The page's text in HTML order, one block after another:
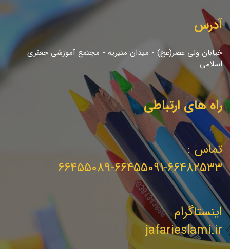
آدرس
خیابان ولی عصر(عج) - میدان منیریه - مجتمع آموزشی جعفری
اسلامی
راه های ارتباطی
تماس :
66455089-66455091-66482533
اینستاگرام
jafarieslami.ir